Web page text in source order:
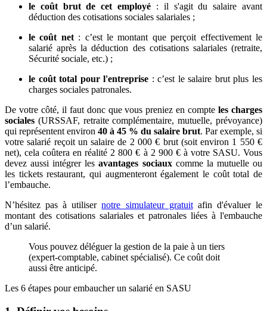
le coût brut de cet employé : il s'agit du salaire avant
déduction des cotisations sociales salariales ;
le coût net: c’est le montant que perçoit effectivement le
salarié après la déduction des cotisations salariales (retraite,
Sécurité sociale, etc.) ;
le coût total pour l'entreprise : c’est le salaire brut plus les
charges sociales patronales.
De votre côté, il faut donc que vous preniez en compteles charges
sociales (URSSAF, retraite complémentaire, mutuelle, prévoyance)
qui représentent environ 40 à 45 % du salaire brut. Par exemple, si
votre salarié reçoit un salaire de 2 000 € brut (soit environ 1 550 €
net), cela coûtera en réalité 2 800 € à 2 900 € à votre SASU. Vous
devez aussi intégrer lesavantages sociauxcomme la mutuelle ou
les tickets restaurant, qui augmenteront également le coût total de
l’embauche.
N’hésitez pas à utilisernotre simulateur gratuitafin d'évaluer le
montant des cotisations salariales et patronales liées à l'embauche
d’un salarié.
Vous pouvez déléguer la gestion de la paie à un tiers
(expert-comptable, cabinet spécialisé). Ce coût doit
aussi être anticipé.
Les 6 étapes pour embaucher un salarié en SASU